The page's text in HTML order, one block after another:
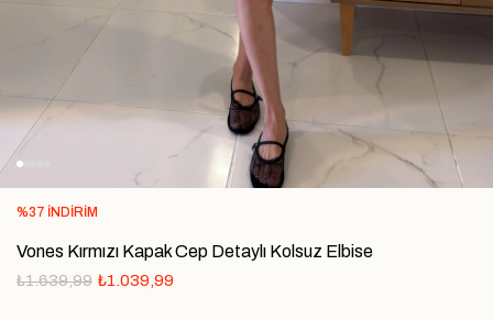
%37 İNDIRIM
Vones Kırmızı Kapak Cep Detaylı Kolsuz Elbise
₺1.639,99 ₺1.039,99